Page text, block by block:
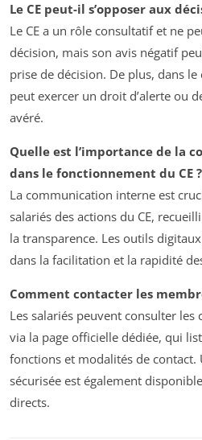
Le CE peut-il s’opposer aux
Le CE a un rôle consultatif et ne
décision, mais son avis négatif
prise de décision. De plus, dans le
peut exercer un droit d’alerte ou
avéré.
Quelle est l’importance de la
dans le fonctionnement du CE ?
La communication interne est
salariés des actions du CE,
la transparence. Les outils
dans la facilitation et la rapidité
Comment contacter les
Les salariés peuvent consulter
via la page officielle dédiée, qui
fonctions et modalités de
sécurisée est également
directs.